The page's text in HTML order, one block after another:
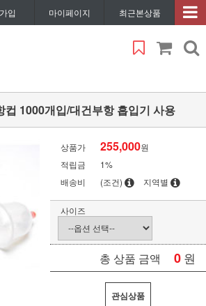
입 마이페이지 최근본상품
컵 1000개입/대건부항 흡입기 사용
상품가 255,000원
적립금
1%
배송비
(조건) 지역별
사이즈
총 상품 금액 0 원
관심상품